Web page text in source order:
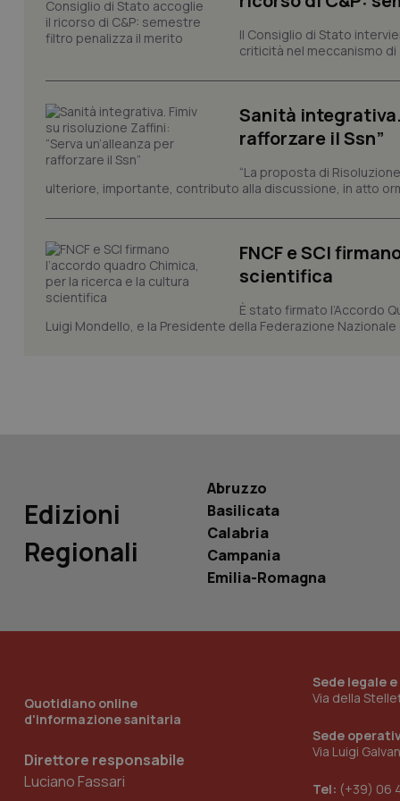
Il Consiglio di Stato
criticità nel meccanismo di
Sanità
rafforzare il Ssn”
“La proposta di
ulteriore, importante, contributo alla discussione, in atto
FNCF e SCI
scientifica
È stato firmato l’Accordo
Luigi Mondello, e la Presidente della Federazione Nazionale
Edizioni
Regionali
Abruzzo
Basilicata
Calabria
Campania
Emilia-Romagna
Quotidiano online
d'informazione sanitaria
Direttore responsabile
Luciano Fassari
Sede legale
Via della
Sede
Via Luigi
Tel: (+39) 06
CookieScriptConsent
tracking-sites-
session-id
YSC